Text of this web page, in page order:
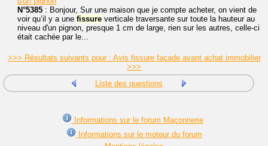
N°5385 : Bonjour, Sur une maison que je compte acheter, on vient de
voir qu’il y a une fissure verticale traversante sur toute la hauteur au
niveau d'un pignon, presque 1 cm de large, rien sur les autres, celle-ci
était cachée par le...
>>> Résultats suivants pour : Avis fissure façade avant achat immobilier
>>>
Liste des questions
Informations sur le forum Maçonnerie
Informations sur le moteur du forum